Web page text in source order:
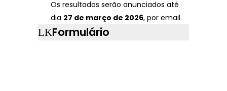
Os resultados serão anunciados até
dia 27 de março de 2026, por email.
Formulário